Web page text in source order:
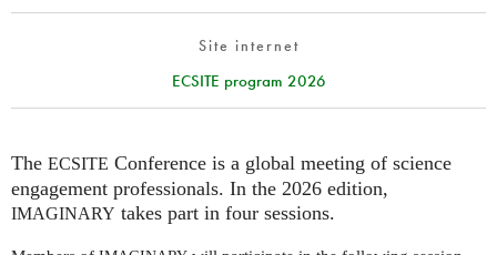
Site internet
ECSITE program 2026
The ECSITE Conference is a global meeting of science
engagement professionals. In the 2026 edition,
IMAGINARY takes part in four sessions.